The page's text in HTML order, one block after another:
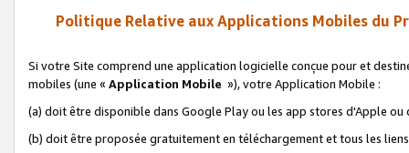
Politique Relative aux Applications Mobiles du
Si votre Site comprend une application logicielle conçue pour et
mobiles (une « Application Mobile »), votre Application Mobile :
(a) doit être disponible dans Google Play ou les app stores d'Apple ou
(b) doit être proposée gratuitement en téléchargement et tous les